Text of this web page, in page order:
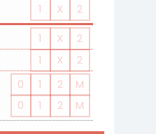
1 X
2
1 X
2
1 X 2
0 1 2
M
0
1 2 M